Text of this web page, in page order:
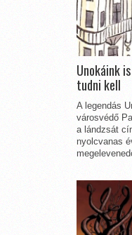
Unokáink
tudni kell
A legendás
városvédő
a lándzsát
nyolcvanas